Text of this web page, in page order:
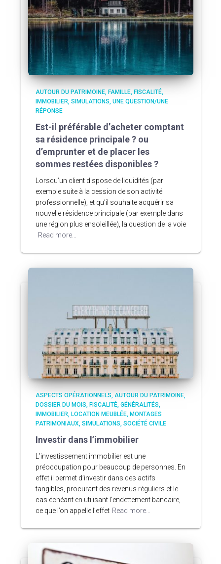
AUTOUR DU PATRIMOINE FAMILLE
FISCALITÉ
IMMOBILIER SIMULATIONS UNE QUESTION/UNE
RÉPONSE
Est-il préférable d’acheter comptant
sa résidence principale ? ou
d’emprunter et de placer les
sommes restées disponibles ?
Lorsqu’un client dispose de liquidités (par
exemple suite à la cession de son activité
professionnelle), et qu’il souhaite acquérir sa
nouvelle résidence principale (par exemple dans
une région plus ensoleillée), la question de la voie
Read more…
ASPECTS OPÉRATIONNELS AUTOUR DU PATRIMOINE
DOSSIER DU MOIS FISCALITÉ GÉNÉRALITÉS
IMMOBILIER LOCATION MEUBLÉE MONTAGES
PATRIMONIAUX SIMULATIONS SOCIÉTÉ CIVILE
Investir dans l’immobilier
L’investissement immobilier est une
préoccupation pour beaucoup de personnes. En
effet il permet d’investir dans des actifs
tangibles, procurant des revenus réguliers et le
cas échéant en utilisant l’endettement bancaire,
ce que l’on appelle l’effet Read more…